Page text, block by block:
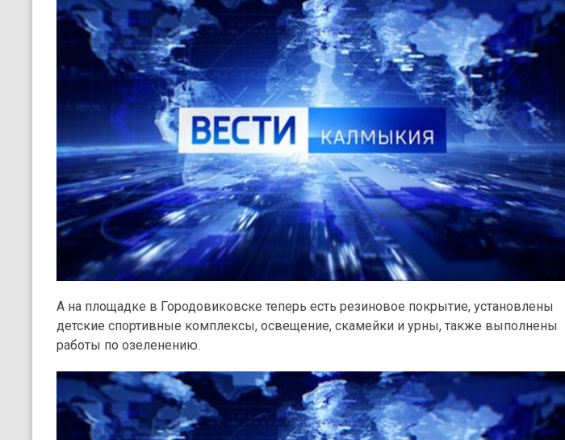
А на площадке в Городовиковске теперь есть резиновое покрытие, установлены
детские спортивные комплексы, освещение, скамейки и урны, также выполнены
работы по озеленению.